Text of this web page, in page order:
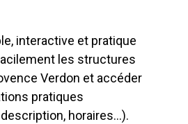
interactive et pratique
les structures
Verdon et accéder
pratiques
horaires…).